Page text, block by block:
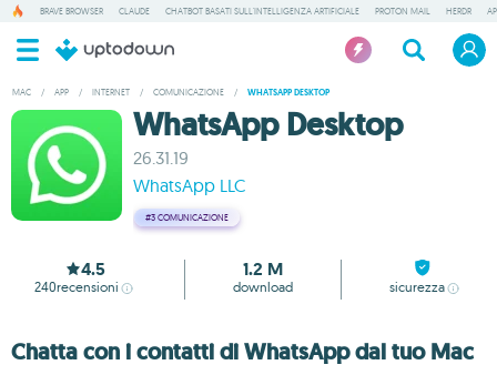
BRAVE BROWSER CLAUDE CHATBOT BASATI SULL'INTELLIGENZA ARTIFICIALE PROTON MAIL HERDR
MAC / APP / INTERNET / COMUNICAZIONE / WHATSAPP DESKTOP
WhatsApp Desktop
26.31.19
WhatsApp LLC
#3 COMUNICAZIONE
4.5
240recensioni
1.2 M
download sicurezza
Chatta con i contatti di WhatsApp dal tuo Mac